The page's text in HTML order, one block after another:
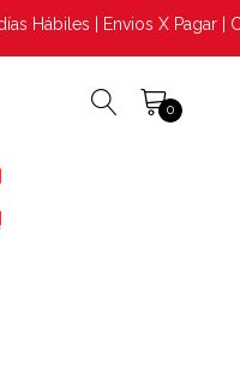
| Envios X Pagar |
0